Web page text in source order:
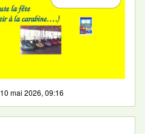
10 mai 2026, 09:16